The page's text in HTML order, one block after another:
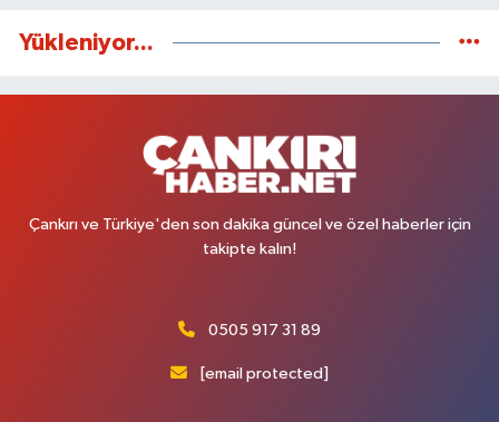
Yükleniyor...
Çankırı ve Türkiye'den son dakika güncel ve özel haberler için
takipte kalın!
0505 917 31 89
[email protected]